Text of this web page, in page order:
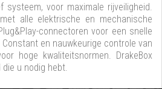
voor maximale rijveiligheid.
alle elektrische en mechanische
connectoren voor een snelle
en nauwkeurige controle van
hoge kwaliteitsnormen. DrakeBox
u nodig hebt.